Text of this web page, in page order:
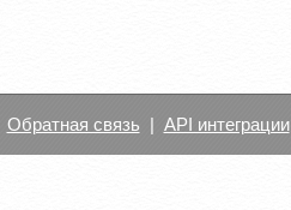
Обратная связь | API интеграции